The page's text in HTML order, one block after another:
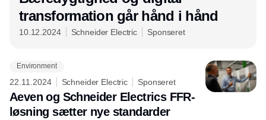
transformation går hånd i hånd
10.12.2024 Schneider Electric Sponseret
Environment
22.11.2024 Schneider Electric Sponseret
Aeven og Schneider Electrics FFR-
løsning sætter nye standarder